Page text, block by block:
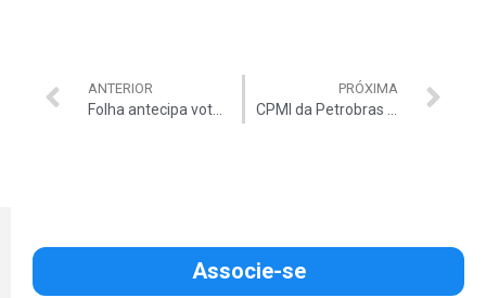
ANTERIOR PRÓXIMA
Associe-se